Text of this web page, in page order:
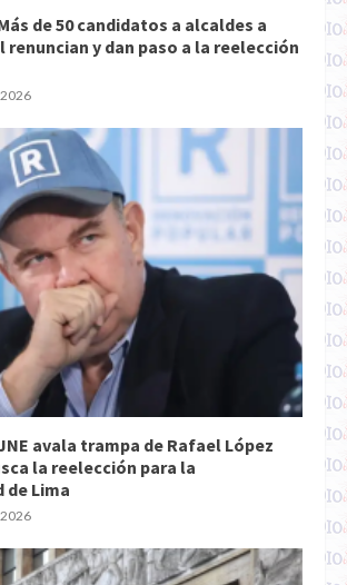
de 50 candidatos a alcaldes a
renuncian y dan paso a la reelección
avala trampa de Rafael López
la reelección para la
de Lima